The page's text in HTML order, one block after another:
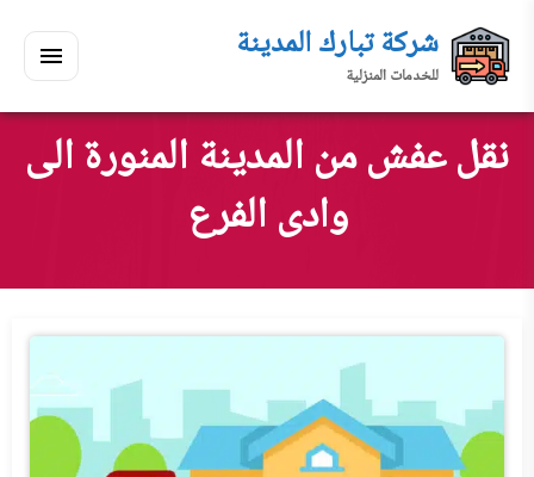
إلى
المحتوى
القائمة
شركة تبارك المدينة
للخدمات المنزلية
ابحث
في
مسكنك
ابحث
نقل عفش من المدينة المنورة الى
وادى الفرع